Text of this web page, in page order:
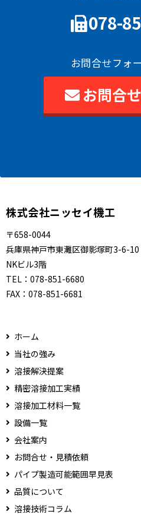
078-
お問合せフォ
お問合
株式会社ニッセイ機工
〒658-0044
兵庫県神戸市東灘区御影塚町3-6-10
NKビル3階
TEL： 078-851-6680
FAX： 078-851-6681
ホーム
当社の強み
溶接解決提案
精密溶接加工実績
溶接加工材料一覧
設備一覧
会社案内
お問合せ・見積依頼
パイプ製造可能範囲早見表
品質について
溶接技術コラム